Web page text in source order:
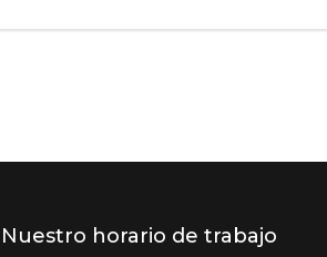
Nuestro horario de trabajo